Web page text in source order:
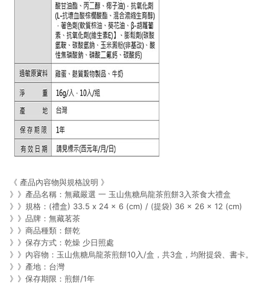
《 產品內容物與規格說明 》
》》產品名稱：無藏嚴選 一 玉山焦糖烏龍茶煎餅3入茶食大禮盒
》》規格：(禮盒) 33.5 x 24 x 6 (cm) / (提袋) 36 x 26 x 12 (cm)
》》品牌：無藏茗茶
》》商品種類：餅乾
》》保存方式：乾燥 少日照處
》》內容物：玉山焦糖烏龍茶煎餅10入/盒，共3盒，均附提袋、書卡。
》》產地：台灣
》》保存期限：煎餅/1年